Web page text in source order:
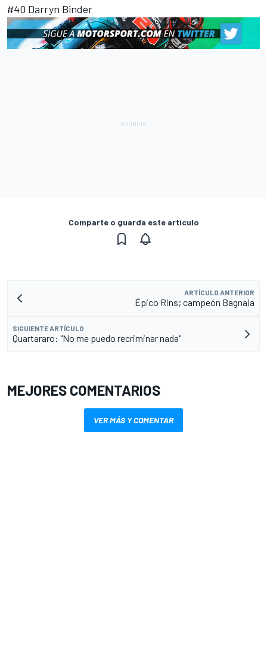
#40 Darryn Binder
Comparte o guarda este artículo
ARTÍCULO ANTERIOR
Épico Rins; campeón Bagnaia
SIGUIENTE ARTÍCULO
Quartararo: "No me puedo recriminar nada"
MEJORES COMENTARIOS
VER MÁS Y COMENTAR